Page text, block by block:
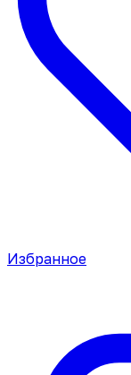
Избранное